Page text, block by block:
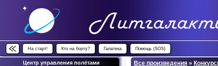
На старт! Кто на борту? Галатека Помощь (SOS)
Центр управления полётами
Все произведения »